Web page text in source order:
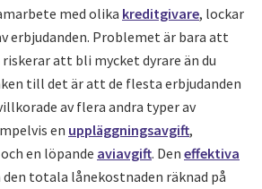
med olika kreditgivare, lockar
erbjudanden. Problemet är bara att
att bli mycket dyrare än du
till det är att de flesta erbjudanden
av flera andra typer av
en uppläggningsavgift,
en löpande aviavgift. Den effektiva
den totala lånekostnaden räknad på